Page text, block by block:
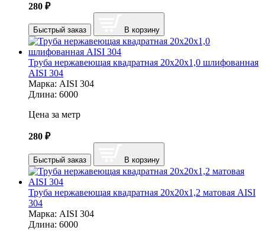
280 ₽
Быстрый заказ В корзину
Труба нержавеющая квадратная 20х20х1,0 шлифованная
AISI 304
Марка: AISI 304
Длина: 6000
Цена за метр
280 ₽
Быстрый заказ В корзину
Труба нержавеющая квадратная 20х20х1,2 матовая AISI
304
Марка: AISI 304
Длина: 6000